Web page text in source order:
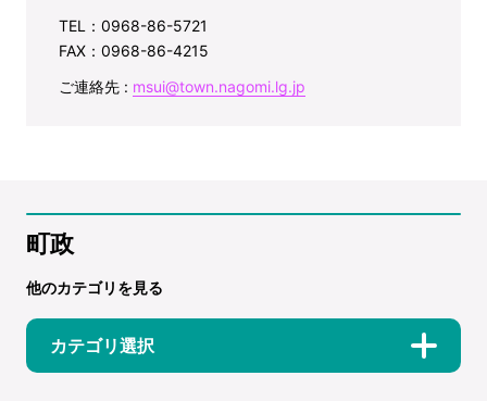
TEL：0968-86-5721
FAX：0968-86-4215
ご連絡先 : msui@town.nagomi.lg.jp
町政
他のカテゴリを見る
カテゴリ選択